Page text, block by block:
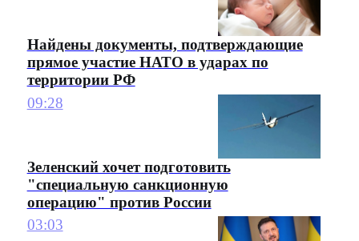
Найдены документы, подтверждающие
прямое участие НАТО в ударах по
территории РФ
09:28
Зеленский хочет подготовить
"специальную санкционную
операцию" против России
03:03